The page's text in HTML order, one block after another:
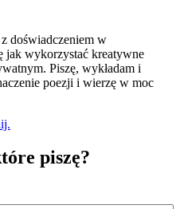
doświadczeniem w
jak wykorzystać kreatywne
Piszę, wykładam i
poezji i wierzę w moc
piszę?